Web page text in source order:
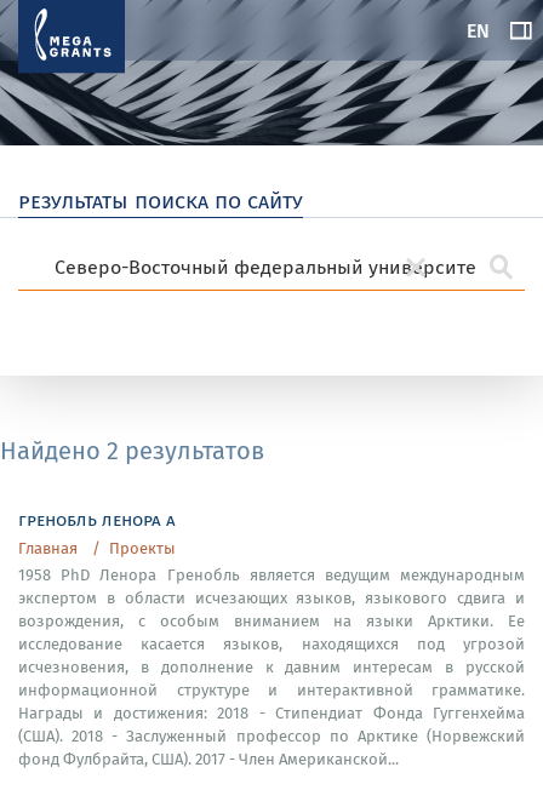
EN
результаты поиска по сайту
Найдено 2 результатов
гренобль ленора а
Главная
Проекты
1958 PhD Ленора Гренобль является ведущим международным
экспертом в области исчезающих языков, языкового сдвига и
возрождения, с особым вниманием на языки Арктики. Ее
исследование касается языков, находящихся под угрозой
исчезновения, в дополнение к давним интересам в русской
информационной структуре и интерактивной грамматике.
Награды и достижения: 2018 - Cтипендиат Фонда Гуггенхейма
(США). 2018 - Заслуженный профессор по Арктике (Норвежский
фонд Фулбрайта, США). 2017 - Член Американской...